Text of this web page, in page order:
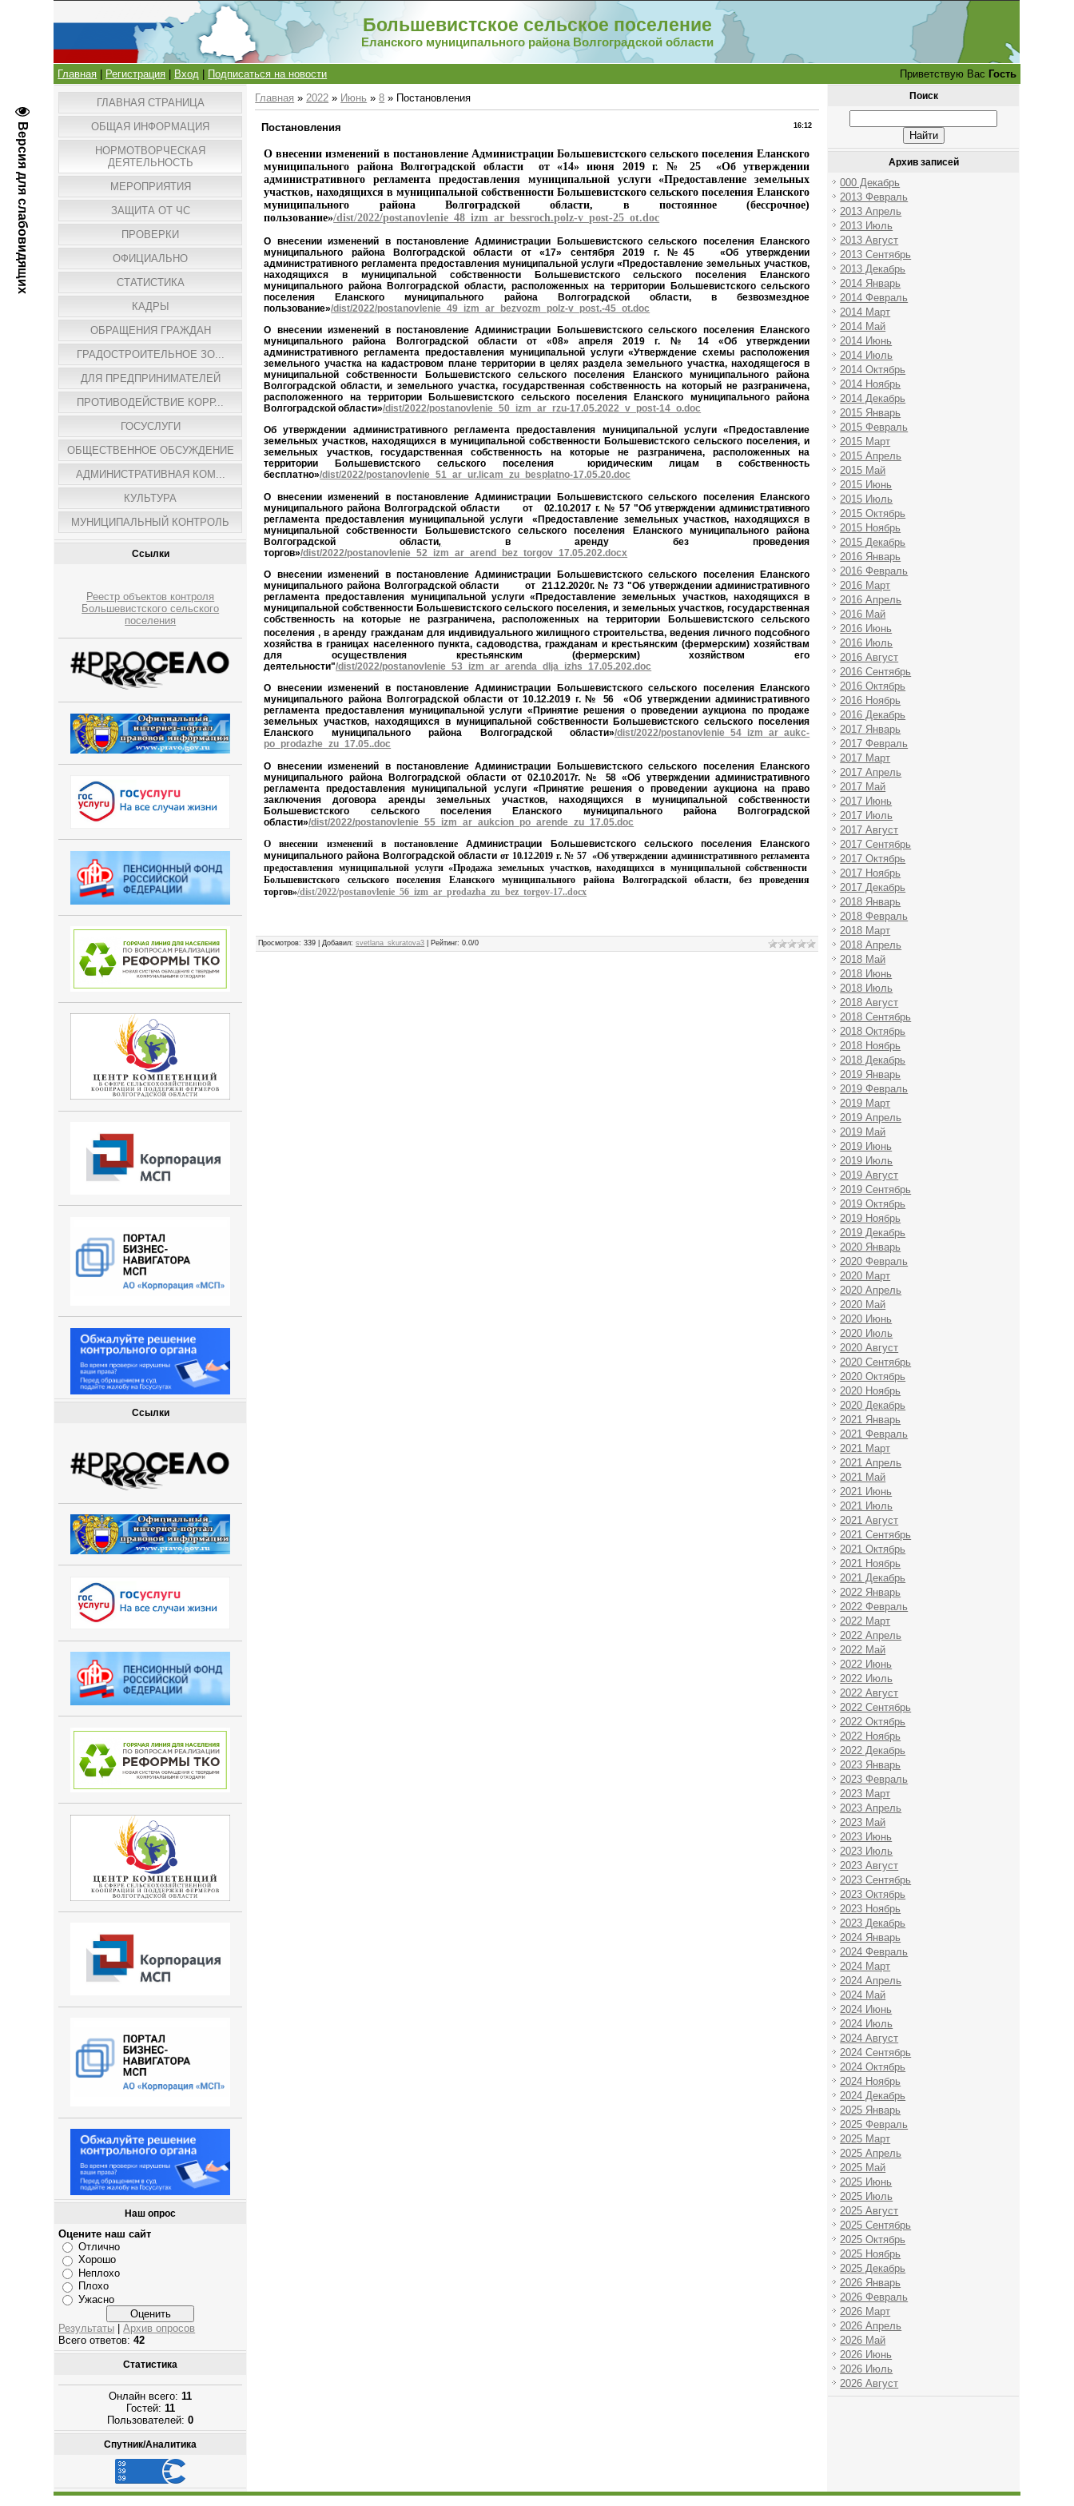
Версия для слабовидящих
Большевистское сельское поселение
Еланского муниципального района Волгоградской области
Главная Регистрация Вход Подписаться на новости Приветствую Вас Гость
ГЛАВНАЯ СТРАНИЦА
ОБЩАЯ ИНФОРМАЦИЯ
НОРМОТВОРЧЕСКАЯ
ДЕЯТЕЛЬНОСТЬ
МЕРОПРИЯТИЯ
ЗАЩИТА ОТ ЧС
ПРОВЕРКИ
ОФИЦИАЛЬНО
СТАТИСТИКА
КАДРЫ
ОБРАЩЕНИЯ ГРАЖДАН
ГРАДОСТРОИТЕЛЬНОЕ ЗО...
ДЛЯ ПРЕДПРИНИМАТЕЛЕЙ
ПРОТИВОДЕЙСТВИЕ КОРР...
ГОСУСЛУГИ
ОБЩЕСТВЕННОЕ ОБСУЖДЕНИЕ
АДМИНИСТРАТИВНАЯ КОМ...
КУЛЬТУРА
МУНИЦИПАЛЬНЫЙ КОНТРОЛЬ
Ссылки
Реестр объектов контроля
Большевистского сельского
поселения
Ссылки
Наш опрос
Оцените наш сайт
Отлично
Хорошо
Неплохо
Плохо
Ужасно
Результаты |Архив опросов
Всего ответов:42
Статистика
Онлайн всего:11
Гостей: 11
Пользователей:0
Спутник/Аналитика
Главная »2022 » Июнь » 8 » Постановления
16:12
Постановления
О внесении изменений в постановление Администрации Большевистского сельского поселения Еланского
муниципального района Волгоградской области от «14» июня 2019 г. № 25 «Об утверждении
административного регламента предоставления муниципальной услуги «Предоставление земельных
участков, находящихся в муниципальной собственности Большевистского сельского поселения Еланского
муниципального района Волгоградской области, в постоянное (бессрочное)
пользование»/dist/2022/postanovlenie_48_izm_ar_bessroch.polz-v_post-25_ot.doc
О внесении изменений в постановление Администрации Большевистского сельского поселения Еланского
муниципального района Волгоградской области от «17» сентября 2019 г. №45 «Об утверждении
административного регламента предоставления муниципальной услуги «Предоставление земельных участков,
находящихся в муниципальной собственности Большевистского сельского поселения Еланского
муниципального района Волгоградской области, расположенных на территории Большевистского сельского
поселения Еланского муниципального района Волгоградской области, в безвозмездное
пользование»/dist/2022/postanovlenie_49_izm_ar_bezvozm_polz-v_post.-45_ot.doc
О внесении изменений в постановление Администрации Большевистского сельского поселения Еланского
муниципального района Волгоградской области от «08» апреля 2019 г. № 14 «Об утверждении
административного регламента предоставления муниципальной услуги «Утверждение схемы расположения
земельного участка на кадастровом плане территории в целях раздела земельного участка, находящегося в
муниципальной собственности Большевистского сельского поселения Еланского муниципального района
Волгоградской области, и земельного участка, государственная собственность на который не разграничена,
расположенного на территории Большевистского сельского поселения Еланского муниципального района
Волгоградской области»/dist/2022/postanovlenie_50_izm_ar_rzu-17.05.2022_v_post-14_o.doc
Об утверждении административного регламента предоставления муниципальной услуги«Предоставление
земельных участков, находящихся в муниципальной собственности Большевистского сельского поселения, и
земельных участков, государственная собственность на которые не разграничена, расположенных на
территории Большевистского сельского поселения юридическим лицам в собственность
бесплатно»/dist/2022/postanovlenie_51_ar_ur.licam_zu_besplatno-17.05.20.doc
О внесении изменений в постановление Администрации Большевистского сельского поселения Еланского
муниципального района Волгоградской областиот 02.10.2017 г. № 57 "Об утверждении административного
регламента предоставления муниципальной услуги«Предоставление земельных участков, находящихся в
муниципальной собственности Большевистского сельского поселения Еланского муниципального района
Волгоградской области, в аренду без проведения
торгов»/dist/2022/postanovlenie_52_izm_ar_arend_bez_torgov_17.05.202.docx
О внесении изменений в постановление Администрации Большевистского сельского поселения Еланского
муниципального района Волгоградской области от 21.12.2020г. № 73 "Об утверждении административного
регламента предоставления муниципальной услуги «Предоставление земельных участков, находящихся в
муниципальной собственности Большевистского сельского поселения, и земельных участков, государственная
собственность на которые не разграничена, расположенных на территории Большевистского сельского
поселения , в аренду гражданам для индивидуального жилищного строительства, ведения личного подсобного
хозяйства в границах населенного пункта, садоводства, гражданам и крестьянским (фермерским) хозяйствам
для осуществления крестьянским (фермерским) хозяйством его
деятельности"/dist/2022/postanovlenie_53_izm_ar_arenda_dlja_izhs_17.05.202.doc
О внесении изменений в постановление Администрации Большевистского сельского поселения Еланского
муниципального района Волгоградской области от 10.12.2019 г. № 56«Об утверждении административного
регламента предоставления муниципальной услуги «Принятие решения о проведении аукциона по продаже
земельных участков, находящихся в муниципальной собственности Большевистского сельского поселения
Еланского муниципального района Волгоградской области»/dist/2022/postanovlenie_54_izm_ar_aukc-
po_prodazhe_zu_17.05..doc
О внесении изменений в постановление Администрации Большевистского сельского поселения Еланского
муниципального района Волгоградской областиот 02.10.2017г. № 58 «Об утверждении административного
регламентапредоставления муниципальной услуги «Принятие решения о проведении аукциона на право
заключения договора аренды земельных участков, находящихся в муниципальной собственности
Большевистского сельского поселения Еланского муниципального района Волгоградской
области»/dist/2022/postanovlenie_55_izm_ar_aukcion_po_arende_zu_17.05.doc
О внесении изменений в постановлениеАдминистрации Большевистского сельского поселения Еланского
муниципального района Волгоградской области от 10.12.2019 г. № 57 «Об утверждении административного регламента
предоставления муниципальной услуги «Продажа земельных участков, находящихся в муниципальной собственности
Большевистского сельского поселения Еланского муниципального района Волгоградской области, без проведения
торгов»/dist/2022/postanovlenie_56_izm_ar_prodazha_zu_bez_torgov-17..docx
Просмотров: 339 |Добавил:svetlana_skuratova3 Рейтинг:0.0/0
Поиск
Архив записей
000 Декабрь
2013 Февраль
2013 Апрель
2013 Июль
2013 Август
2013 Сентябрь
2013 Декабрь
2014 Январь
2014 Февраль
2014 Март
2014 Май
2014 Июнь
2014 Июль
2014 Октябрь
2014 Ноябрь
2014 Декабрь
2015 Январь
2015 Февраль
2015 Март
2015 Апрель
2015 Май
2015 Июнь
2015 Июль
2015 Октябрь
2015 Ноябрь
2015 Декабрь
2016 Январь
2016 Февраль
2016 Март
2016 Апрель
2016 Май
2016 Июнь
2016 Июль
2016 Август
2016 Сентябрь
2016 Октябрь
2016 Ноябрь
2016 Декабрь
2017 Январь
2017 Февраль
2017 Март
2017 Апрель
2017 Май
2017 Июнь
2017 Июль
2017 Август
2017 Сентябрь
2017 Октябрь
2017 Ноябрь
2017 Декабрь
2018 Январь
2018 Февраль
2018 Март
2018 Апрель
2018 Май
2018 Июнь
2018 Июль
2018 Август
2018 Сентябрь
2018 Октябрь
2018 Ноябрь
2018 Декабрь
2019 Январь
2019 Февраль
2019 Март
2019 Апрель
2019 Май
2019 Июнь
2019 Июль
2019 Август
2019 Сентябрь
2019 Октябрь
2019 Ноябрь
2019 Декабрь
2020 Январь
2020 Февраль
2020 Март
2020 Апрель
2020 Май
2020 Июнь
2020 Июль
2020 Август
2020 Сентябрь
2020 Октябрь
2020 Ноябрь
2020 Декабрь
2021 Январь
2021 Февраль
2021 Март
2021 Апрель
2021 Май
2021 Июнь
2021 Июль
2021 Август
2021 Сентябрь
2021 Октябрь
2021 Ноябрь
2021 Декабрь
2022 Январь
2022 Февраль
2022 Март
2022 Апрель
2022 Май
2022 Июнь
2022 Июль
2022 Август
2022 Сентябрь
2022 Октябрь
2022 Ноябрь
2022 Декабрь
2023 Январь
2023 Февраль
2023 Март
2023 Апрель
2023 Май
2023 Июнь
2023 Июль
2023 Август
2023 Сентябрь
2023 Октябрь
2023 Ноябрь
2023 Декабрь
2024 Январь
2024 Февраль
2024 Март
2024 Апрель
2024 Май
2024 Июнь
2024 Июль
2024 Август
2024 Сентябрь
2024 Октябрь
2024 Ноябрь
2024 Декабрь
2025 Январь
2025 Февраль
2025 Март
2025 Апрель
2025 Май
2025 Июнь
2025 Июль
2025 Август
2025 Сентябрь
2025 Октябрь
2025 Ноябрь
2025 Декабрь
2026 Январь
2026 Февраль
2026 Март
2026 Апрель
2026 Май
2026 Июнь
2026 Июль
2026 Август